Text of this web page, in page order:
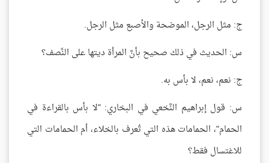
ج: مثل الرجل، الموضحة والأصبع مثل الرجل.
س: الحديث في ذلك صحيح بأنَّ المرأة ديتها على النِّصف؟
ج: نعم، نعم، لا بأس به.
س: قول إبراهيم النَّخعي في البخاري: "لا بأس بالقراءة في
الحمام"، الحمامات هذه التي تُعرف بالخلاء، أم الحمامات التي
للاغتسال فقط؟